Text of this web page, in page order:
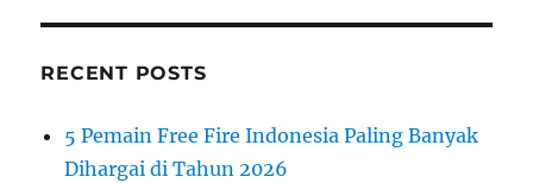
RECENT POSTS
5 Pemain Free Fire Indonesia Paling Banyak
Dihargai di Tahun 2026